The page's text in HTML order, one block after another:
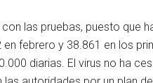
las pruebas, puesto que
en febrero y 38.861 en los
diarias. El virus no ha